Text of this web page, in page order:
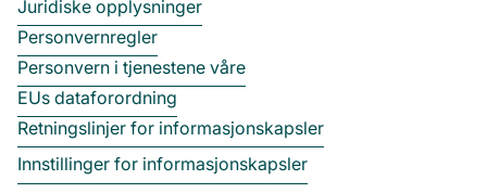
Juridiske opplysninger
Personvernregler
Personvern i tjenestene våre
EUs dataforordning
Retningslinjer for informasjonskapsler
Innstillinger for informasjonskapsler